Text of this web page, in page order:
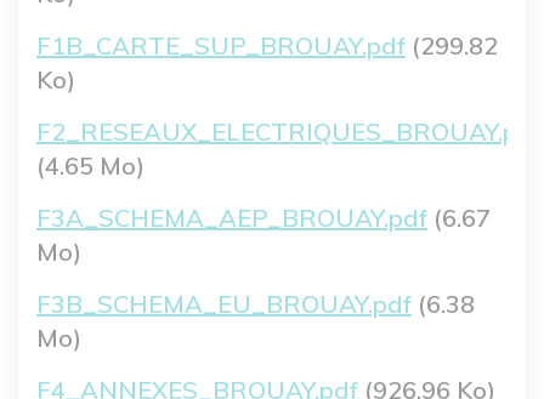
Fichier
F1B_CARTE_SUP_BROUAY.pdf (299.82
Ko)
Fichier
F2_RESEAUX_ELECTRIQUES_BROUAY.pdf
(4.65 Mo)
Fichier
F3A_SCHEMA_AEP_BROUAY.pdf (6.67
Mo)
Fichier
F3B_SCHEMA_EU_BROUAY.pdf (6.38
Mo)
Fichier
F4_ANNEXES_BROUAY.pdf (926.96 Ko)